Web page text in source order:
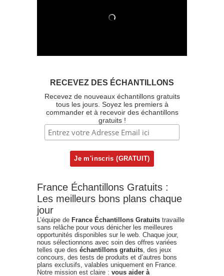
RECEVEZ DES ÉCHANTILLONS
Recevez de nouveaux échantillons gratuits
tous les jours. Soyez les premiers à
commander et à recevoir des échantillons
gratuits !
France Échantillons Gratuits :
Les meilleurs bons plans chaque
jour
L’équipe de France Échantillons Gratuits travaille
sans relâche pour vous dénicher les meilleures
opportunités disponibles sur le web. Chaque jour,
nous sélectionnons avec soin des offres variées
telles que des échantillons gratuits , des jeux
concours, des tests de produits et d’autres bons
plans exclusifs, valables uniquement en France.
Notre mission est claire : vous aider à